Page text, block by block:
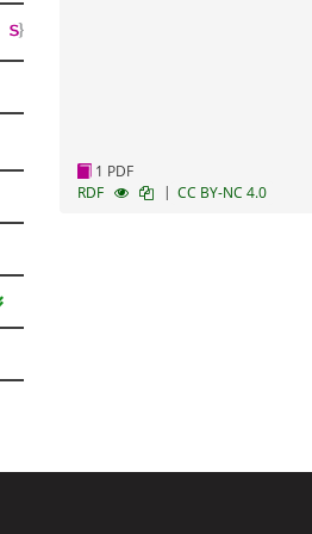
1 PDF
RDF
| CC BY-NC 4.0